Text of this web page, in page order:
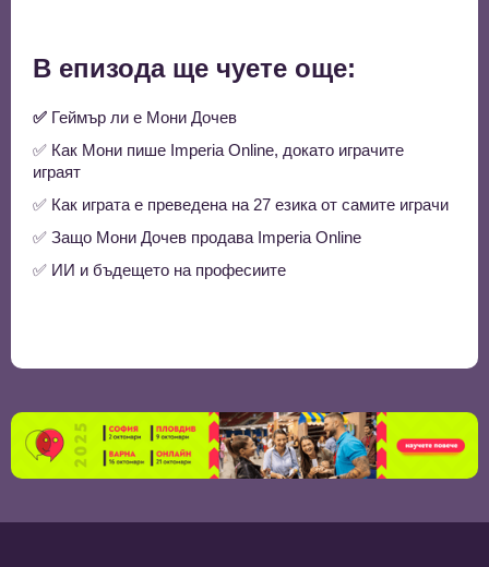
В епизода ще чуете още:
✅ Геймър ли е Мони Дочев
✅ Как Мони пише Imperia Online, докато играчите
играят
✅ Как играта е преведена на 27 езика от самите играчи
✅ Защо Мони Дочев продава Imperia Online
✅ ИИ и бъдещето на професиите